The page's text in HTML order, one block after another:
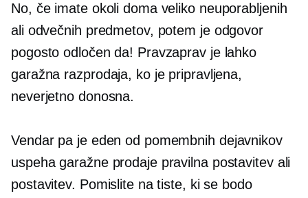
No, če imate okoli doma veliko neuporabljenih
ali odvečnih predmetov, potem je odgovor
pogosto odločen da! Pravzaprav je lahko
garažna razprodaja, ko je pripravljena,
neverjetno donosna.
Vendar pa je eden od pomembnih dejavnikov
uspeha garažne prodaje pravilna postavitev ali
postavitev. Pomislite na tiste, ki se bodo